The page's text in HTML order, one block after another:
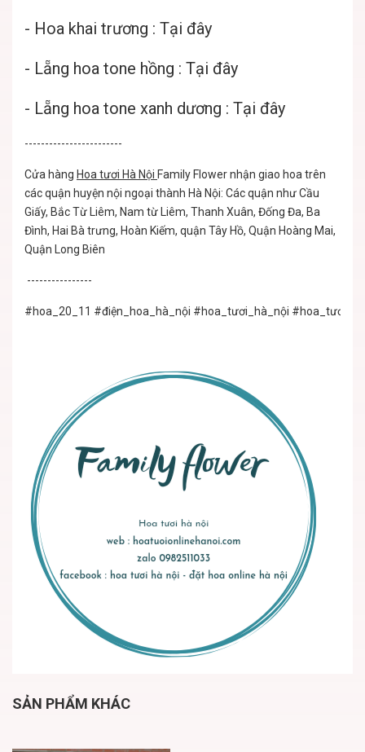
- Hoa khai trương : Tại đây
- Lẵng hoa tone hồng : Tại đây
- Lẵng hoa tone xanh dương : Tại đây
------------------------
Cửa hàng Hoa tươi Hà Nội Family Flower nhận giao hoa trên
các quận huyện nội ngoại thành Hà Nội: Các quận như Cầu
Giấy, Bắc Từ Liêm, Nam từ Liêm, Thanh Xuân, Đống Đa, Ba
Đình, Hai Bà trưng, Hoàn Kiếm, quận Tây Hồ, Quận Hoàng Mai,
Quận Long Biên
----------------
#hoa_20_11 #điện_hoa_hà_nội #hoa_tươi_hà_nội
SẢN PHẨM KHÁC